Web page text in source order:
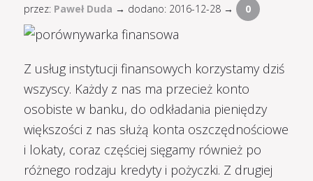
przez: Paweł Duda → dodano: 2016-12-28 → 0
Z usług instytucji finansowych korzystamy dziś
wszyscy. Każdy z nas ma przecież konto
osobiste w banku, do odkładania pieniędzy
większości z nas służą konta oszczędnościowe
i lokaty, coraz częściej sięgamy również po
różnego rodzaju kredyty i pożyczki. Z drugiej